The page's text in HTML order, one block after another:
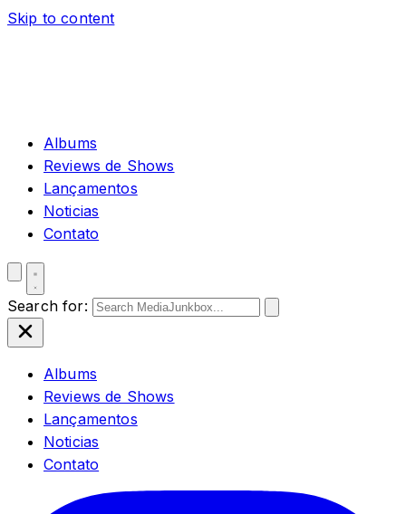
Skip to content
Albums
Reviews de Shows
Lançamentos
Noticias
Contato
Search for:
Albums
Reviews de Shows
Lançamentos
Noticias
Contato